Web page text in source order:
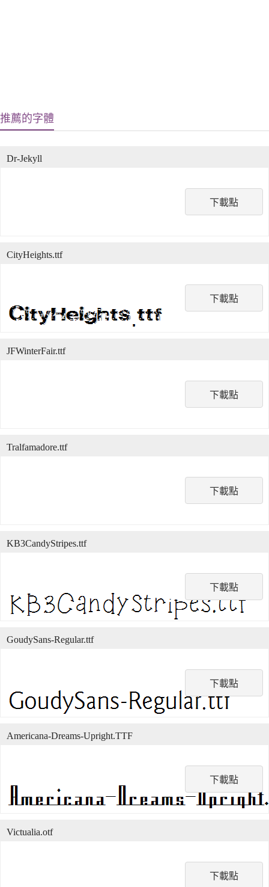
推薦的字體
下載點
Dr-Jekyll
下載點
CityHeights.ttf
下載點
JFWinterFair.ttf
下載點
Tralfamadore.ttf
下載點
KB3CandyStripes.ttf
下載點
GoudySans-Regular.ttf
下載點
Americana-Dreams-Upright.TTF
下載點
Victualia.otf